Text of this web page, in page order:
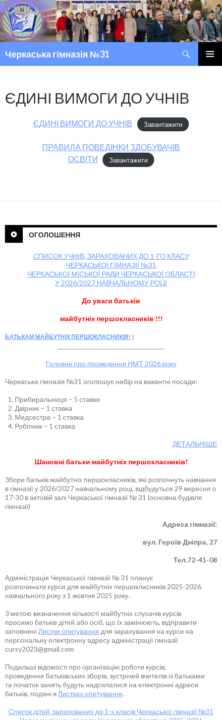
Черкаська гімназія №31
ЄДИНІ ВИМОГИ ДО УЧНІВ
ЄДИНІ ВИМОГИ ДО УЧНІВ Завантажити
ПРАВИЛА ПОВЕДІНКИ ЗДОБУВАЧІВ
ОСВІТИ
Завантажити
ОГОЛОШЕННЯ
СПИСОК УЧНІВ, ЗАРАХОВАНИХ ДО 1-ГО КЛАСУ
ЧЕРКАСЬКОЇ ГІМНАЗІЇ №31
ЧЕРКАСЬКОЇ МІСЬКОЇ РАДИ ЧЕРКАСЬКОЇ ОБЛАСТІ
У 2026/2027 НАВЧАЛЬНОМУ РОЦІ
До уваги батьків
майбутніх першокласників !!!
БАТЬКАМ МАЙБУТНІХ ПЕРШОКЛАСНИКІВ!
Головне про проведення НМТ 2026 року
Черкаська гімназія №31 оголошує набір на вакантні посади:
Прибиральниця – 5 ставки
Двірник – 1 ставка
Медсестра – 1 ставка
Робітник – 1 ставка
ДЕТАЛЬНІШЕ
Шановні батьки майбутніх першокласників!
Збори батьків майбутніх першокласників, які розпочнуть навчання
в гімназії у 2026/2027 навчальному році, відбудуться 29 вересня о
17-30 в актовій залі Черкаської гімназії № 31 (основна будівля
гімназії)
Адреса гімназії:
вул. Героїв Дніпра, 27
Тел.72-41-08
Адміністрація Черкаської гімназії № 31 планує
розпочинати курси для майбутніх першокласників 2025-2026
навчального року з 1 жовтня 2025 року.
З метою визначення кількості майбутніх слухачів курсів
просимо батьків дітей або осіб, що їх замінюють, відправити
заповнені Листки опитування для зарахування на курси на
персональну електронну адресу адміністрації гімназії
cursy2023@gmail.com
Подальші відомості про організацію роботи курсів,
проведення батьківських зборів, зустрічей вчителів із батьками
та початок занять будуть надсилатися на електронні адреси
батьків, подані в Листках опитування.
Список дітей, зарахованих до 1-х класів Черкаської гімназії №31